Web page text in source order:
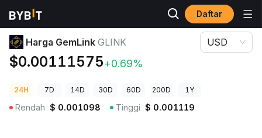
Daftar
Harga Kripto
Harga GemLink GLINK
$0.00111575+0.69%
USD
24H 7D 14D 30D 60D 200D 1Y
Rendah $ 0.001098 Tinggi $ 0.001119